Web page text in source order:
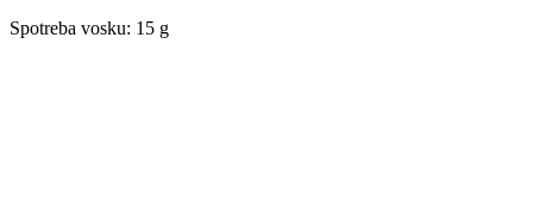
Spotreba vosku: 15 g